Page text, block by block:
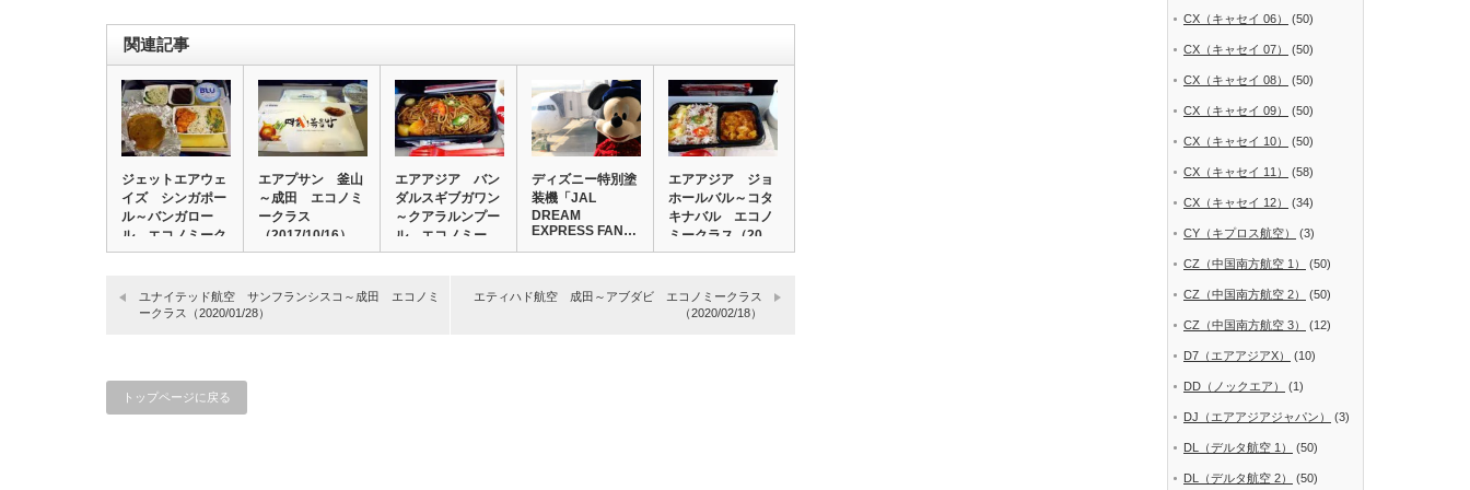
関連記事
ジェットエアウェ
イズ シンガポー
ル～バンガロー
ル エコノミーク
ラ…
エアプサン 釜山
～成田 エコノミ
ークラス
（2017/10/16）…
エアアジア バン
ダルスギブガワン
～クアラルンプー
ル エコノミー
ク…
ディズニー特別塗
装機「JAL
DREAM
EXPRESS FAN…
エアアジア ジョ
ホールバル～コタ
キナバル エコノ
ミークラス（20…
ユナイテッド航空 サンフランシスコ～成田 エコノミ
ークラス（2020/01/28）
エティハド航空 成田～アブダビ エコノミークラス
（2020/02/18）
トップページに戻る
CX（キャセイ 06） (50)
CX（キャセイ 07） (50)
CX（キャセイ 08） (50)
CX（キャセイ 09） (50)
CX（キャセイ 10） (50)
CX（キャセイ 11） (58)
CX（キャセイ 12） (34)
CY（キプロス航空） (3)
CZ（中国南方航空 1） (50)
CZ（中国南方航空 2） (50)
CZ（中国南方航空 3） (12)
D7（エアアジアX） (10)
DD（ノックエア） (1)
DJ（エアアジアジャパン） (3)
DL（デルタ航空 1） (50)
DL（デルタ航空 2） (50)